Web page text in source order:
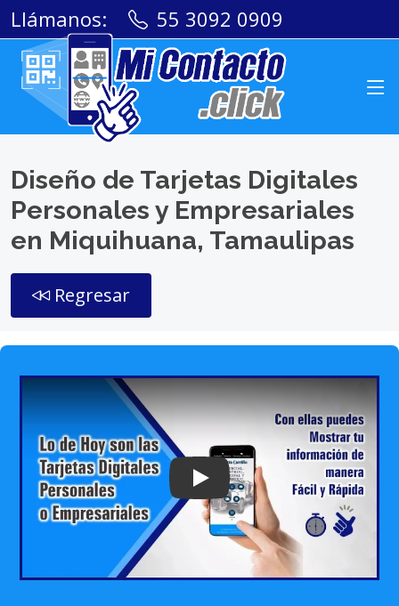
Llámanos: 55 3092 0909
Diseño de Tarjetas Digitales
Personales y Empresariales
en Miquihuana, Tamaulipas
Regresar
Play: Keynote (Google I/O '18)